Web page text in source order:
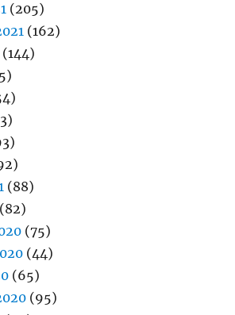
(205)
(162)
(144)
(88)
(82)
(75)
(44)
(65)
(95)